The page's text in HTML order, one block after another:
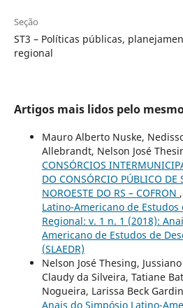
Seção
ST3 – Políticas públicas,
regional
Artigos mais lidos pelo
Mauro Alberto Nuske,
Allebrandt, Nelson José
CONSÓRCIOS
DO CONSÓRCIO PÚBLICO DE
NOROESTE DO RS – COFRON ,
Latino-Americano de
Regional: v. 1 n. 1 (2018):
Americano de Estudos de
(SLAEDR)
Nelson José Thesing,
Claudy da Silveira, Tatiane
Nogueira, Larissa Beck
Anais do Simpósio Latino-